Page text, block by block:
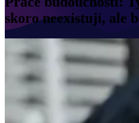
skoro neexistují, ale